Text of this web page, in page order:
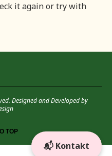
📬 Kontakt
it again or try with
Designed and Developed by
TOP